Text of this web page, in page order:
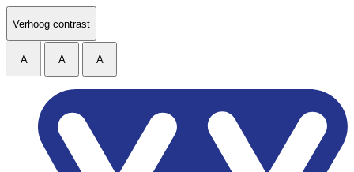
Ga naar de inhoud
Verhoog contrast
A A A